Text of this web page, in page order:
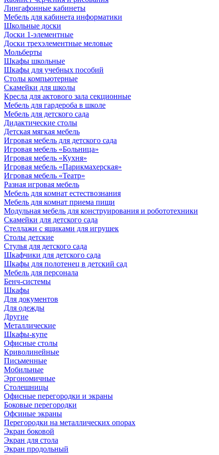
Лингафонные кабинеты
Мебель для кабинета информатики
Школьные доски
Доски 1-элементные
Доски трехэлементные меловые
Мольберты
Шкафы школьные
Шкафы для учебных пособий
Столы компьютерные
Скамейки для школы
Кресла для актового зала секционные
Мебель для гардероба в школе
Мебель для детского сада
Дидактические столы
Детская мягкая мебель
Игровая мебель для детского сада
Игровая мебель «Больница»
Игровая мебель «Кухня»
Игровая мебель «Парикмахерская»
Игровая мебель «Театр»
Разная игровая мебель
Мебель для комнат естествознания
Мебель для комнат приема пищи
Модульная мебель для конструирования и робототехники
Скамейки для детского сада
Стеллажи с ящиками для игрушек
Столы детские
Стулья для детского сада
Шкафчики для детского сада
Шкафы для полотенец в детский сад
Мебель для персонала
Бенч-системы
Шкафы
Для документов
Для одежды
Другие
Металлические
Шкафы-купе
Офисные столы
Криволинейные
Письменные
Мобильные
Эргономичные
Столешницы
Офисные перегородки и экраны
Боковые перегородки
Офсиные экраны
Перегородки на металлических опорах
Экран боковой
Экран для стола
Экран продольный